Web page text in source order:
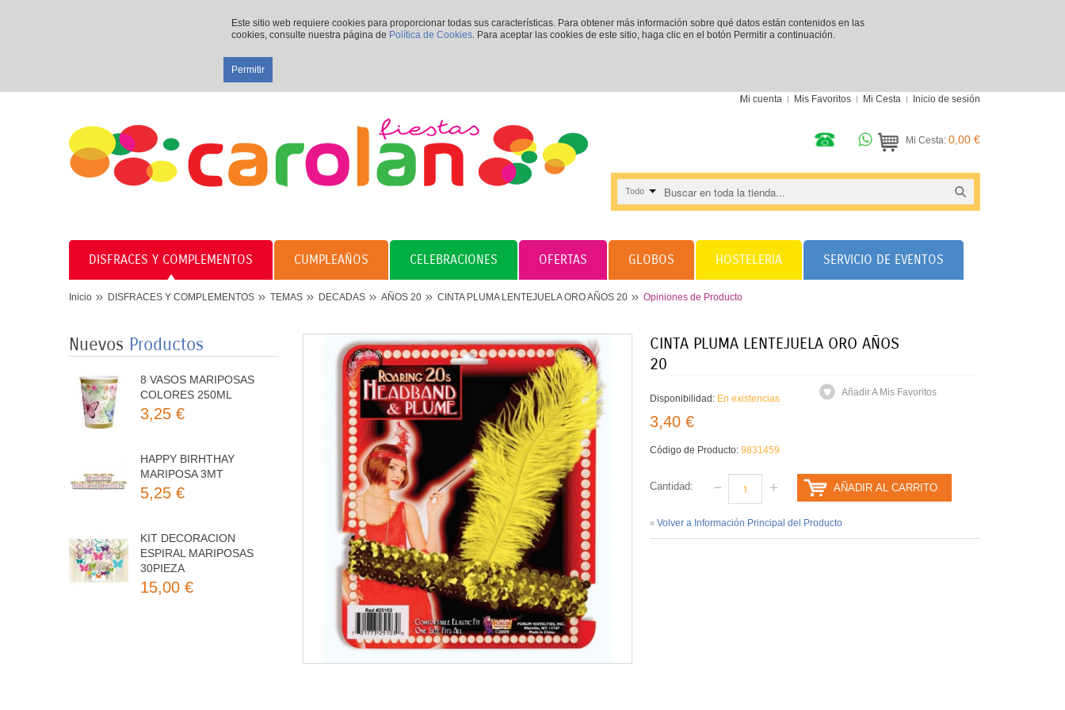
Este sitio web requiere cookies para proporcionar todas sus características. Para obtener más información sobre qué datos están contenidos en las
cookies, consulte nuestra página de Política de Cookies. Para aceptar las cookies de este sitio, haga clic en el botón Permitir a continuación.
Permitir
Mi cuenta Mis Favoritos Mi Cesta Inicio de sesión
Mi Cesta: 0,00 €
Todo
DISFRACES Y COMPLEMENTOS CUMPLEAÑOS CELEBRACIONES OFERTAS GLOBOS HOSTELERIA SERVICIO DE EVENTOS
Inicio DISFRACES Y COMPLEMENTOS TEMAS DECADAS AÑOS 20 CINTA PLUMA LENTEJUELA ORO AÑOS 20 Opiniones de Producto
Nuevos Productos
8 PLATOS MARIPOSAS
8 VASOS MARIPOSAS
COLORES 250ML
3,25 €
HAPPY BIRHTHAY
MARIPOSA 3MT
5,25 €
KIT DECORACION
ESPIRAL MARIPOSAS
30PIEZA
15,00 €
CINTA PLUMA LENTEJUELA ORO AÑOS
20
Disponibilidad: En existencias
3,40 €
Código de Producto:9831459
Añadir A Mis Favoritos
Cantidad: AÑADIR AL CARRITO
«Volver a Información Principal del Producto